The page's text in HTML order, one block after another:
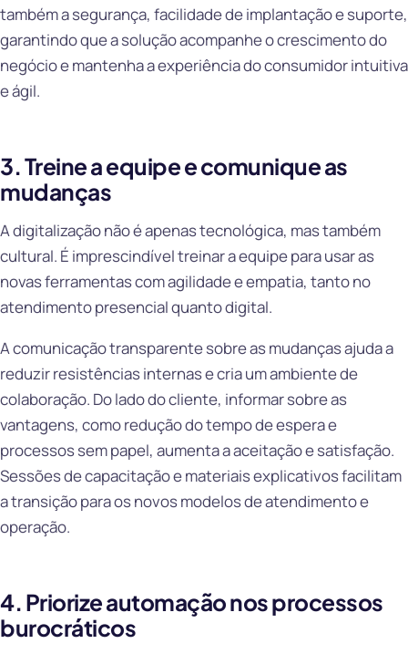
também a segurança, facilidade de implantação e suporte,
garantindo que a solução acompanhe o crescimento do
negócio e mantenha a experiência do consumidor intuitiva
e ágil.
3. Treine a equipe e comunique as
mudanças
A digitalização não é apenas tecnológica, mas também
cultural. É imprescindível treinar a equipe para usar as
novas ferramentas com agilidade e empatia, tanto no
atendimento presencial quanto digital.
A comunicação transparente sobre as mudanças ajuda a
reduzir resistências internas e cria um ambiente de
colaboração. Do lado do cliente, informar sobre as
vantagens, como redução do tempo de espera e
processos sem papel, aumenta a aceitação e satisfação.
Sessões de capacitação e materiais explicativos facilitam
a transição para os novos modelos de atendimento e
operação.
4. Priorize automação nos processos
burocráticos